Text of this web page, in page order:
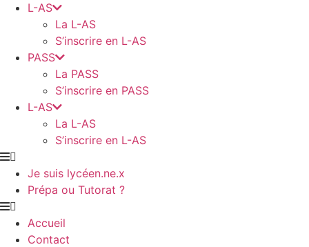
L-AS
La L-AS
S’inscrire en L-AS
PASS
La PASS
S’inscrire en PASS
L-AS
La L-AS
S’inscrire en L-AS
Je suis lycéen.ne.x
Prépa ou Tutorat ?
Accueil
Contact